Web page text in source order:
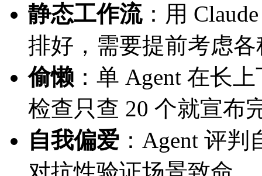
静态工作流：用
排好，需要提前考虑
偷懒 ：单 Agent 在长
检查只查 20 个就宣布
自我偏爱 ：Agent 评